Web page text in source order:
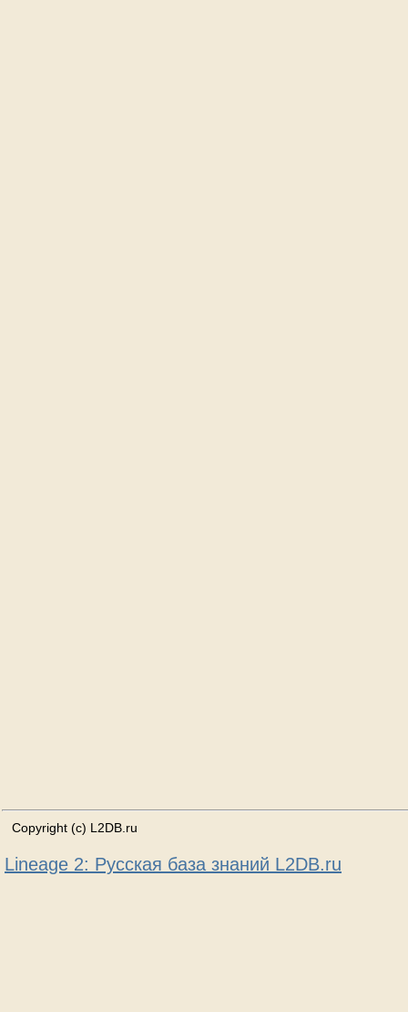
Copyright (c) L2DB.ru
Lineage 2: Русская база знаний L2DB.ru